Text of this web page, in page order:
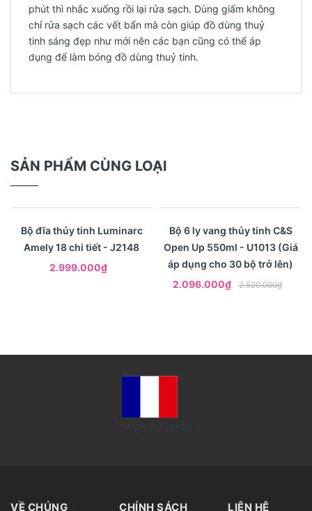
phút thì nhắc xuống rồi lại rửa sạch. Dùng giấm không
chỉ rửa sạch các vết bẩn mà còn giúp đồ dùng thuỷ
tinh sáng đẹp như mới nên các bạn cũng có thể áp
dụng để làm bóng đồ dùng thuỷ tinh.
SẢN PHẨM CÙNG LOẠI
Xem nhanh
Bộ đĩa thủy tinh Luminarc
Amely 18 chi tiết - J2148
2.999.000₫
Xem nhanh
Bộ 6 ly vang thủy tinh C&S
Open Up 550ml - U1013 (Giá
áp dụng cho 30 bộ trở lên)
2.096.000₫
2.520.000₫
VỀ CHÚNG CHÍNH SÁCH LIÊN HỆ